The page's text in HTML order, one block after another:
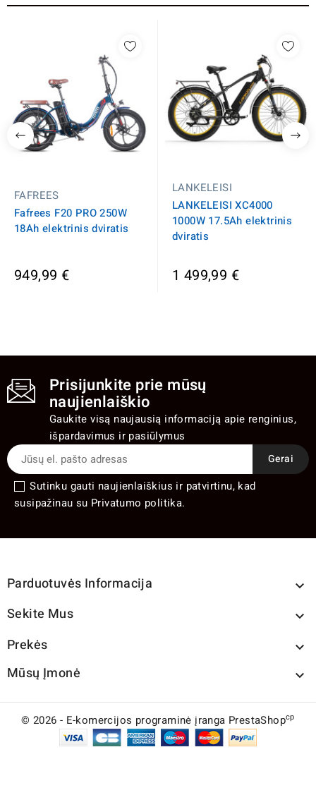
FAFREES
Fafrees F20 PRO 250W
18Ah elektrinis dviratis
949,99 €
LANKELEISI
LANKELEISI XC4000
1000W 17.5Ah elektrinis
dviratis
1 499,99 €
Prisijunkite prie mūsų
naujienlaiškio
Gaukite visą naujausią informaciją apie renginius,
išpardavimus ir pasiūlymus
Sutinku gauti naujienlaiškius ir patvirtinu, kad
susipažinau su Privatumo politika.
Parduotuvės Informacija 
Sekite Mus 
Prekės 
Mūsų Įmonė 
© 2026 - E-komercijos programinė įranga PrestaShopcp